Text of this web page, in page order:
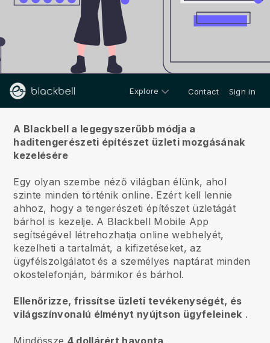
Explore Contact Sign in
A Blackbell a legegyszerűbb módja a
haditengerészeti építészet üzleti mozgásának
kezelésére
Egy olyan szembe néző világban élünk, ahol
szinte minden történik online. Ezért kell lennie
ahhoz, hogy a tengerészeti építészet üzletágát
bárhol is kezelje. A Blackbell Mobile App
segítségével létrehozhatja online webhelyét,
kezelheti a tartalmát, a kifizetéseket, az
ügyfélszolgálatot és a személyes naptárat minden
okostelefonján, bármikor és bárhol.
Ellenőrizze, frissítse üzleti tevékenységét, és
világszínvonalú élményt nyújtson ügyfeleinek .
Mindössze 4 dollárért havonta .